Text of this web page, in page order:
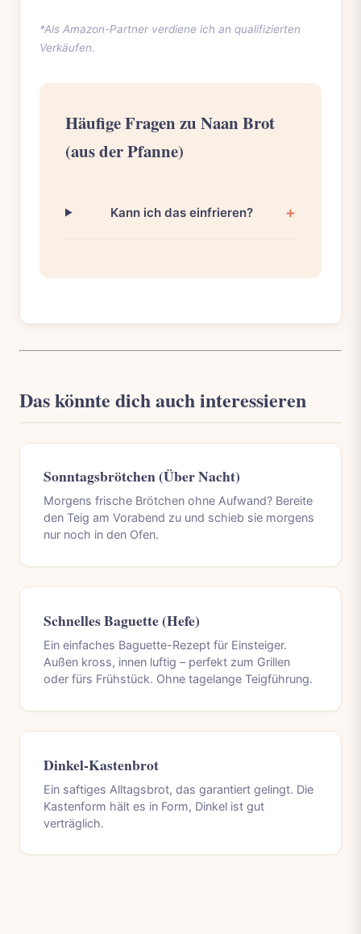
*Als Amazon-Partner verdiene ich an qualifizierten
Verkäufen.
Häufige Fragen zu Naan Brot
(aus der Pfanne)
Kann ich das einfrieren?
Das könnte dich auch interessieren
Sonntagsbrötchen (Über Nacht)
Morgens frische Brötchen ohne Aufwand? Bereite
den Teig am Vorabend zu und schieb sie morgens
nur noch in den Ofen.
Schnelles Baguette (Hefe)
Ein einfaches Baguette-Rezept für Einsteiger.
Außen kross, innen luftig – perfekt zum Grillen
oder fürs Frühstück. Ohne tagelange Teigführung.
Dinkel-Kastenbrot
Ein saftiges Alltagsbrot, das garantiert gelingt. Die
Kastenform hält es in Form, Dinkel ist gut
verträglich.